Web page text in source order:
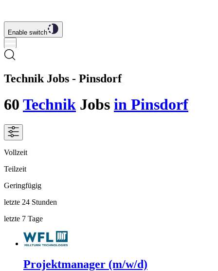
Enable switch
Technik Jobs - Pinsdorf
60 Technik Jobs in Pinsdorf
Vollzeit
Teilzeit
Geringfügig
letzte 24 Stunden
letzte 7 Tage
Projektmanager (m/w/d)